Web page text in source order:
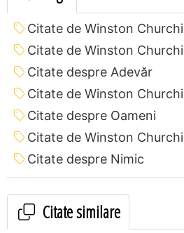
Citate de Winston
Citate de Winston
Citate despre Adevăr
Citate de Winston
Citate despre Oameni
Citate de Winston
Citate despre Nimic
Citate similare